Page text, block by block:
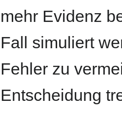
mehr Evidenz
Fall simuliert
Fehler zu
Entscheidung